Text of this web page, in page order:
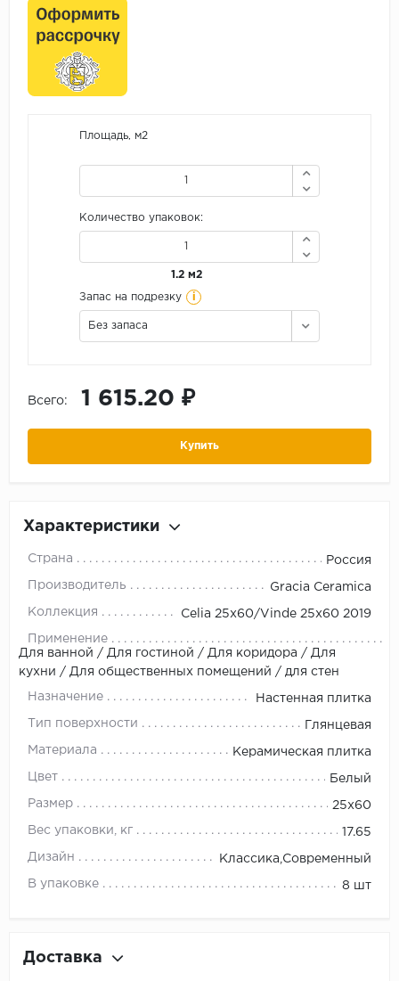
Площадь, м2
Количество упаковок:
1.2 м2
Запас на подрезку i
Без запаса
Всего: 1 615.20 ₽
Купить
Характеристики
Страна Россия
Производитель Gracia Ceramica
Коллекция Celia 25х60/Vinde 25х60 2019
Применение
Для ванной / Для гостиной / Для коридора / Для
кухни / Для общественных помещений / для стен
Назначение Настенная плитка
Тип поверхности Глянцевая
Материала Керамическая плитка
Цвет Белый
Размер 25x60
Вес упаковки, кг 17.65
Дизайн Классика,Современный
В упаковке 8 шт
Доставка